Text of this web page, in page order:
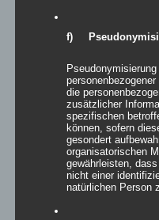
f)
die
zusätzlicher
spezifischen
können, sofern
gesondert
organisatorischen
gewährleisten,
nicht einer
natürlichen Person